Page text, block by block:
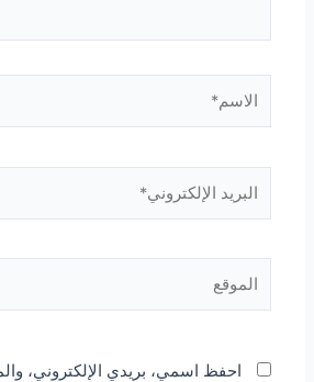
الإلكتروني*
احفظ اسمي، بريدي الإلكتروني،